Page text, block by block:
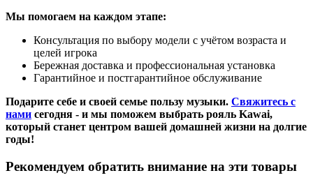
Мы помогаем на каждом этапе:
Консультация по выбору модели с учётом возраста и
целей игрока
Бережная доставка и профессиональная установка
Гарантийное и постгарантийное обслуживание
Подарите себе и своей семье пользу музыки. Свяжитесь с
нами сегодня - и мы поможем выбрать рояль Kawai,
который станет центром вашей домашней жизни на долгие
годы!
Рекомендуем обратить внимание на эти товары